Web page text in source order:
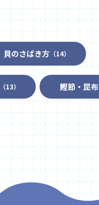
貝のさばき方 （14）
（13） 鰹節・昆布